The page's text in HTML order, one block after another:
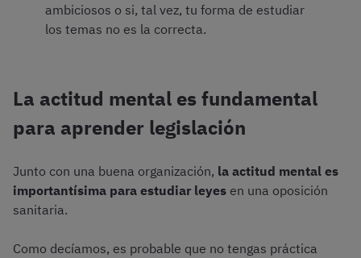
ambiciosos o si, tal vez, tu forma de estudiar
los temas no es la correcta.
La actitud mental es fundamental
para aprender legislación
Junto con una buena organización, la actitud mental es
importantísima para estudiar leyes en una oposición
sanitaria.
Como decíamos, es probable que no tengas práctica